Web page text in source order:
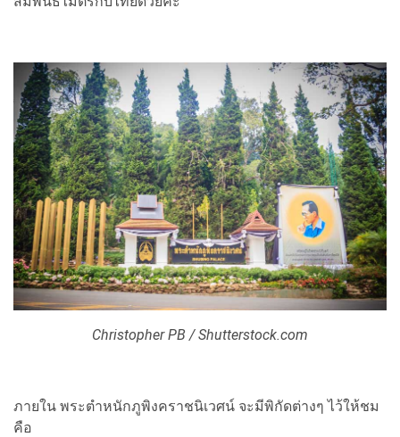
Christopher PB / Shutterstock.com
ภายใน พระตำหนักภูพิงคราชนิเวศน์ จะมีพิกัดต่างๆ ไว้ให้ชม
คือ